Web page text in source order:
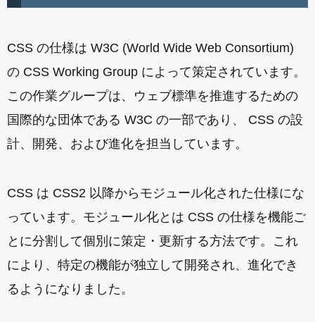
CSS の仕様は W3C (World Wide Web Consortium)
の CSS Working Group によって策定されています。
この作業グループは、ウェブ標準を推進するための
国際的な団体である W3C の一部であり、 CSS の設
計、開発、および進化を担当しています。
CSS は CSS2 以降からモジュール化された仕様にな
っています。モジュール化とは CSS の仕様を機能ご
とに分割して個別に策定・更新する方法です。これ
により、特定の機能が独立して開発され、進化でき
るようになりました。